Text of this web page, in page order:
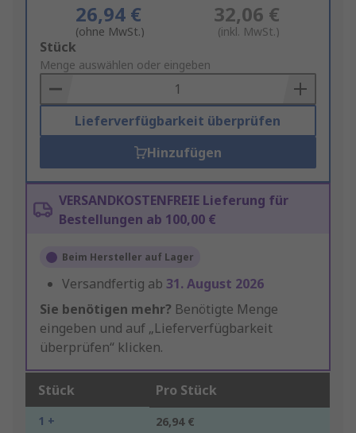
26,94 €
(ohne MwSt.)
32,06 €
(inkl. MwSt.)
Add
to
Basket
Stück
Menge auswählen oder eingeben
Lieferverfügbarkeit überprüfen
Hinzufügen
VERSANDKOSTENFREIE Lieferung für
Bestellungen ab 100,00 €
Beim Hersteller auf Lager
Versandfertig ab 31. August 2026
Sie benötigen mehr? Benötigte Menge
eingeben und auf „Lieferverfügbarkeit
überprüfen“ klicken.
Stück Pro Stück
1 + 26,94 €